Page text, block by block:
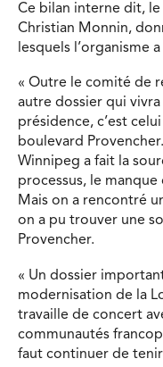
Ce bilan interne dit,
Christian Monnin,
lesquels l’organisme
« Outre le comité de
autre dossier qui vivra
présidence, c’est
boulevard
Winnipeg a fait la
processus, le
Mais on a rencontré
on a pu trouver une
Provencher.
« Un dossier
modernisation de la
travaille de concert
communautés
faut continuer de